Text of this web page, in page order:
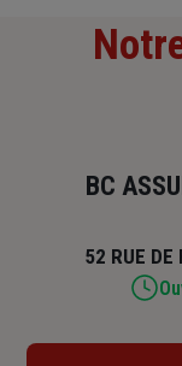
BC
52 RUE DE